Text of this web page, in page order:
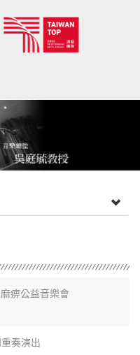
痹公益音樂會
奏演出